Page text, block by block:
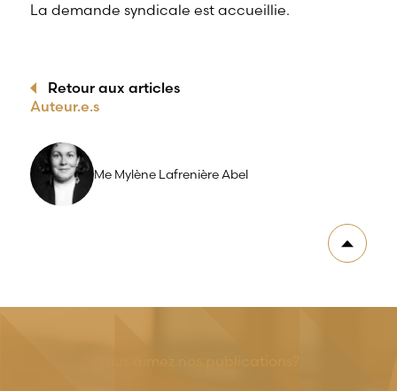
La demande syndicale est accueillie.
Retour aux articles
Auteur.e.s
Me Mylène Lafrenière Abel